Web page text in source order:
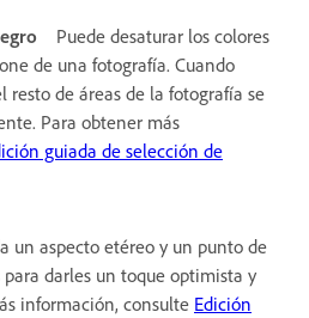
Puede desaturar los colores
de una fotografía. Cuando
resto de áreas de la fotografía se
Para obtener más
guiada de selección de
un aspecto etéreo y un punto de
darles un toque optimista y
información, consulte Edición